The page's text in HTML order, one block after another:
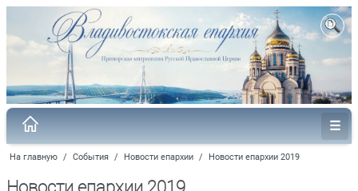
На главную / События / Новости епархии / Новости епархии 2019